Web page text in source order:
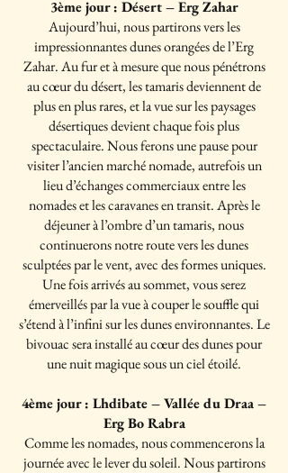
3ème jour : Désert – Erg Zahar
Aujourd’hui, nous partirons vers les
impressionnantes dunes orangées de l’Erg
Zahar. Au fur et à mesure que nous pénétrons
au cœur du désert, les tamaris deviennent de
plus en plus rares, et la vue sur les paysages
désertiques devient chaque fois plus
spectaculaire. Nous ferons une pause pour
visiter l’ancien marché nomade, autrefois un
lieu d’échanges commerciaux entre les
nomades et les caravanes en transit. Après le
déjeuner à l’ombre d’un tamaris, nous
continuerons notre route vers les dunes
sculptées par le vent, avec des formes uniques.
Une fois arrivés au sommet, vous serez
émerveillés par la vue à couper le souffle qui
s’étend à l’infini sur les dunes environnantes. Le
bivouac sera installé au cœur des dunes pour
une nuit magique sous un ciel étoilé.
4ème jour : Lhdibate – Vallée du Draa –
Erg Bo Rabra
Comme les nomades, nous commencerons la
journée avec le lever du soleil. Nous partirons